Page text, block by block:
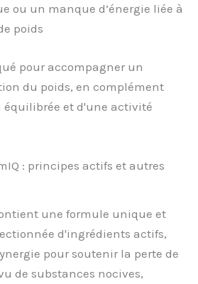
ou un manque d’énergie liée à
poids
pour accompagner un
du poids, en complément
et d'une activité
: principes actifs et autres
une formule unique et
d'ingrédients actifs,
pour soutenir la perte de
de substances nocives,